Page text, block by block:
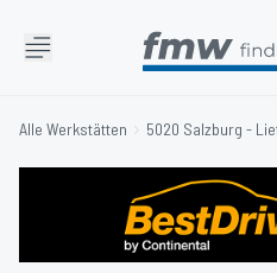
Alle Werkstätten 5020 Salzburg -